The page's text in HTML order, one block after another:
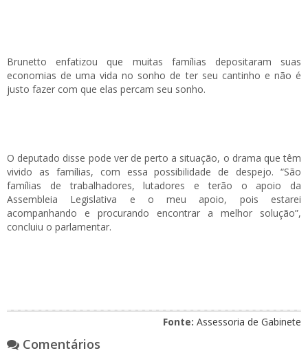
Brunetto enfatizou que muitas famílias depositaram suas
economias de uma vida no sonho de ter seu cantinho e não é
justo fazer com que elas percam seu sonho.
O deputado disse pode ver de perto a situação, o drama que têm
vivido as famílias, com essa possibilidade de despejo. “São
famílias de trabalhadores, lutadores e terão o apoio da
Assembleia Legislativa e o meu apoio, pois estarei
acompanhando e procurando encontrar a melhor solução”,
concluiu o parlamentar.
Fonte: Assessoria de Gabinete
Comentários